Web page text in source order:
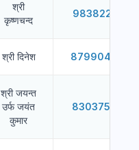
श्री
कृष्णचन्द
9838229931
श्री दिनेश 8799049977
श्री जयन्त
उर्फ जयंत
कुमार
8303759302